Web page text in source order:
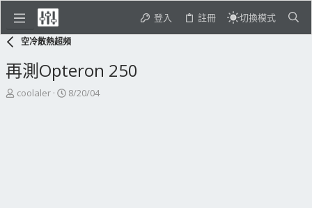
登入 註冊 切換模式
空冷散熱超頻
再測Opteron 250
主
coolaler
開
8/20/04